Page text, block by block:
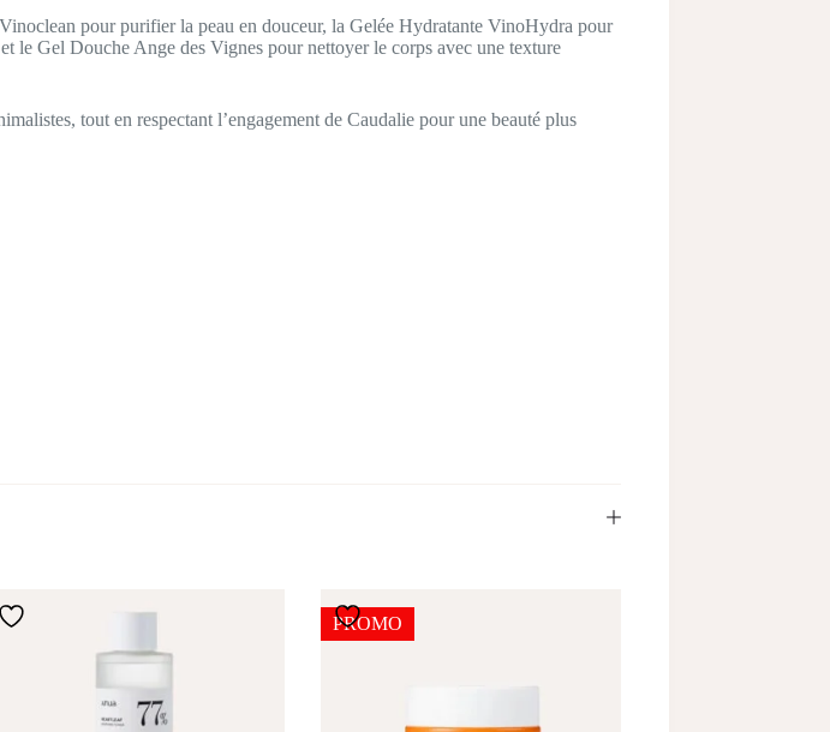
pour purifier la peau en douceur, la Gelée Hydratante VinoHydra pour
le Gel Douche Ange des Vignes pour nettoyer le corps avec une texture
tout en respectant l’engagement de Caudalie pour une beauté plus
PROMO